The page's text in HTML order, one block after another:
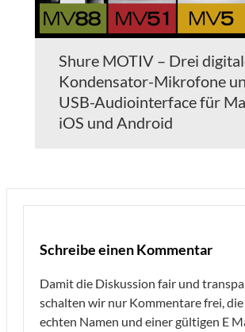
Shure MOTIV – Drei
Kondensator-Mikrofone
USB-Audiointerface für
iOS und Android
Schreibe einen Kommentar
Damit die Diskussion fair und
schalten wir nur Kommentare frei,
echten Namen und einer gültigen E